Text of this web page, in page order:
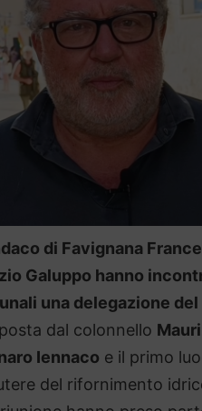
di Favignana
Galuppo hanno
una delegazione
dal colonnello
Iennaco e il primo
del rifornimento